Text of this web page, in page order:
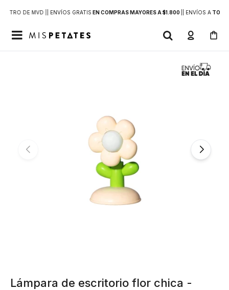
DE MVD | | ENVÍOS GRATIS EN COMPRAS MAYORES A $1.800 | ENVÍOS ATODO

Lámpara de escritorio flor chica -